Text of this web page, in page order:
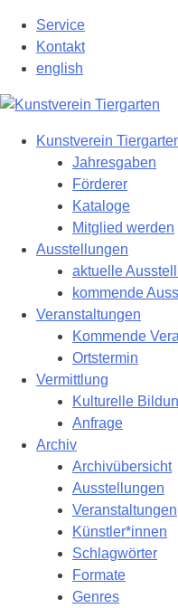
Hauptinhalt
springen
Service
Kontakt
english
Kunstverein
Jahresgaben
Förderer
Kataloge
Mitglied werden
Ausstellungen
aktuelle
kommende
Veranstaltungen
Kommende
Ortstermin
Vermittlung
Kulturelle
Anfrage
Archiv
Archivübersicht
Ausstellungen
Veranstaltungen
Künstler*innen
Schlagwörter
Formate
Genres